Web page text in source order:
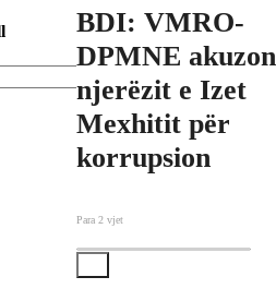
BDI: VMRO-
DPMNE akuzon
njerëzit e Izet
Mexhitit për
korrupsion
Para 2 vjet